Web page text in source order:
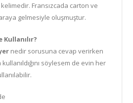
Fransızcada carton ve
gelmesiyle oluşmuştur.
nedir sorusuna cevap verirken
söylesem de evin her